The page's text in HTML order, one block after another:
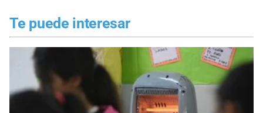
Te puede interesar